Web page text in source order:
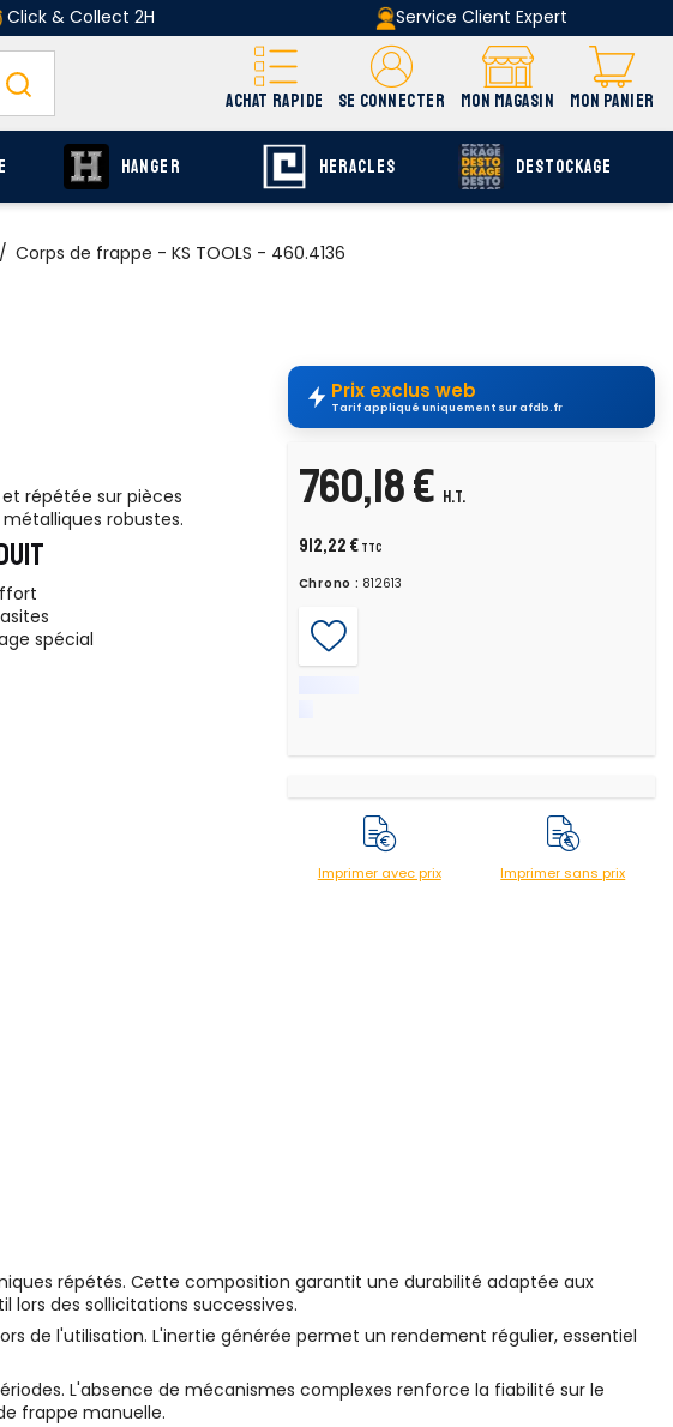
Click & Collect 2H Service Client Expert
ACHAT RAPIDE SE CONNECTER MON MAGASIN MON PANIER
HANGER HERACLES DESTOCKAGE
/ Corps de frappe - KS TOOLS - 460.4136
répétée sur pièces
robustes.
spécial
Prix exclus web
Tarif appliqué uniquement sur afdb.fr
760,18 € H.T.
912,22 € TTC
Chrono : 812613
Imprimer avec prix Imprimer sans prix
répétés. Cette composition garantit une durabilité adaptée aux
lors des sollicitations successives.
de l'utilisation. L'inertie générée permet un rendement régulier, essentiel
L'absence de mécanismes complexes renforce la fiabilité sur le
frappe manuelle.